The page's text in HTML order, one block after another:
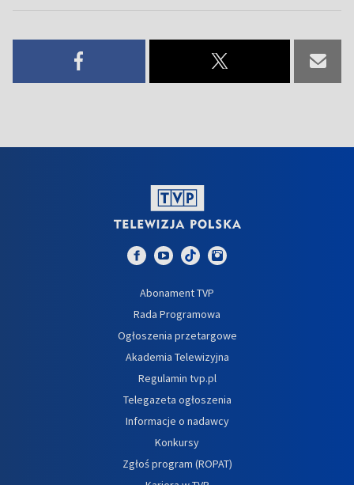
Abonament TVP
Rada Programowa
Ogłoszenia przetargowe
Akademia Telewizyjna
Regulamin tvp.pl
Telegazeta ogłoszenia
Informacje o nadawcy
Konkursy
Zgłoś program (ROPAT)